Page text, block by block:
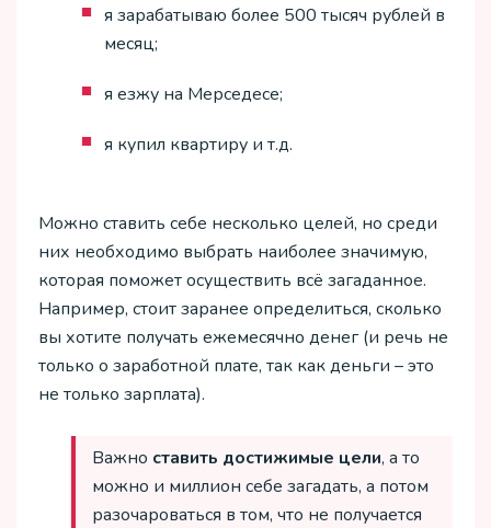
я зарабатываю более 500 тысяч рублей в
месяц;
я езжу на Мерседесе;
я купил квартиру и т.д.
Можно ставить себе несколько целей, но среди
них необходимо выбрать наиболее значимую,
которая поможет осуществить всё загаданное.
Например, стоит заранее определиться, сколько
вы хотите получать ежемесячно денег (и речь не
только о заработной плате, так как деньги – это
не только зарплата).
Важно ставить достижимые цели, а то
можно и миллион себе загадать, а потом
разочароваться в том, что не получается